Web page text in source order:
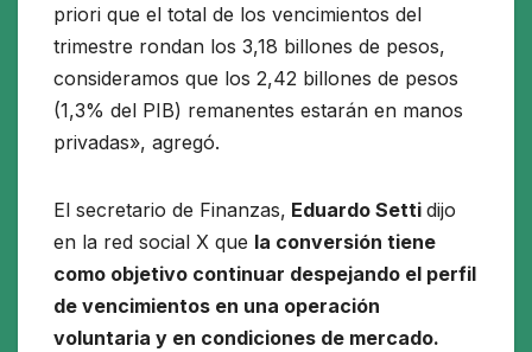
priori que el total de los vencimientos del
trimestre rondan los 3,18 billones de pesos,
consideramos que los 2,42 billones de pesos
(1,3% del PIB) remanentes estarán en manos
privadas», agregó.
El secretario de Finanzas, Eduardo Setti dijo
en la red social X que la conversión tiene
como objetivo continuar despejando el perfil
de vencimientos en una operación
voluntaria y en condiciones de mercado.